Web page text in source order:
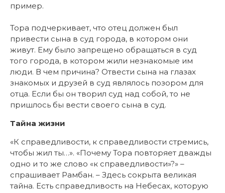
пример.
Тора подчеркивает, что отец должен был
привести сына в суд города, в котором они
живут. Ему было запрещено обращаться в суд
того города, в котором жили незнакомые им
люди. В чем причина? Отвести сына на глазах
знакомых и друзей в суд являлось позором для
отца. Если бы он творил суд над собой, то не
пришлось бы вести своего сына в суд.
Тайна жизни
«К справедливости, к справедливости стремись,
чтобы жил ты…». «Почему Тора повторяет дважды
одно и то же слово «к справедливости»?» –
спрашивает Рамбан. – Здесь сокрыта великая
тайна. Есть справедливость на Небесах, которую